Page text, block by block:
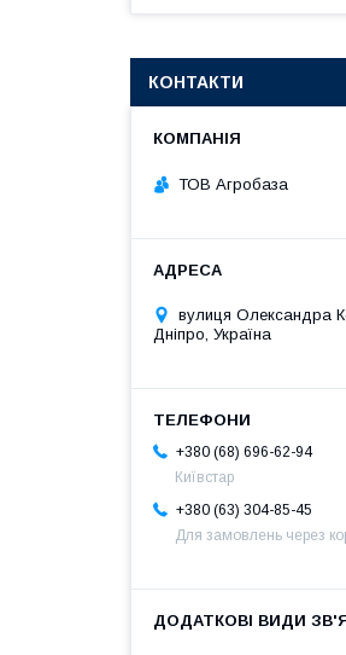
КОНТАКТИ
ТОВ Агробаза
вулиця Олександра
Дніпро, Україна
+380 (68) 696-62-94
Київстар
+380 (63) 304-85-45
Для замовлень через